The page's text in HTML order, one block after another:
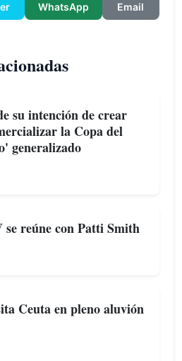
WhatsApp Email
su intención de crear
la Copa del
generalizado
reúne con Patti Smith
Ceuta en pleno aluvión